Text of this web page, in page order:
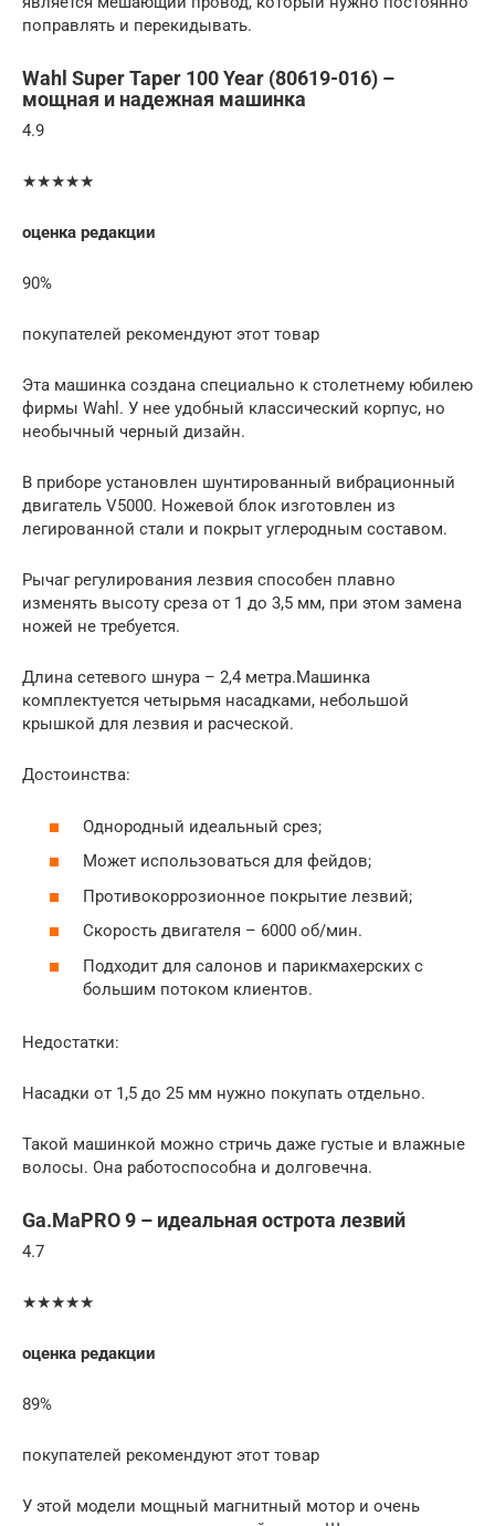
поправлять и перекидывать.
Wahl Super Taper 100 Year (80619-016) –
мощная и надежная машинка
4.9
★★★★★
оценка редакции
90%
покупателей рекомендуют этот товар
Эта машинка создана специально к столетнему юбилею
фирмы Wahl. У нее удобный классический корпус, но
необычный черный дизайн.
В приборе установлен шунтированный вибрационный
двигатель V5000. Ножевой блок изготовлен из
легированной стали и покрыт углеродным составом.
Рычаг регулирования лезвия способен плавно
изменять высоту среза от 1 до 3,5 мм, при этом замена
ножей не требуется.
Длина сетевого шнура – 2,4 метра.Машинка
комплектуется четырьмя насадками, небольшой
крышкой для лезвия и расческой.
Достоинства:
Однородный идеальный срез;
Может использоваться для фейдов;
Противокоррозионное покрытие лезвий;
Скорость двигателя – 6000 об/мин.
Подходит для салонов и парикмахерских с
большим потоком клиентов.
Недостатки:
Насадки от 1,5 до 25 мм нужно покупать отдельно.
Такой машинкой можно стричь даже густые и влажные
волосы. Она работоспособна и долговечна.
Ga.MaPRO 9 – идеальная острота лезвий
4.7
★★★★★
оценка редакции
89%
покупателей рекомендуют этот товар
У этой модели мощный магнитный мотор и очень